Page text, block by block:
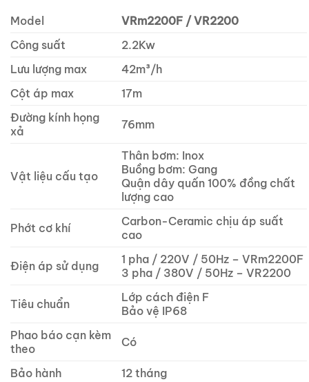
Model
VRm2200F / VR2200
Công suất
2.2Kw
Lưu lượng max
42m³/h
Cột áp max
17m
Đường kính họng
xả
76mm
Vật liệu cấu tạo
Thân bơm: Inox
Buồng bơm: Gang
Quận dây quấn 100% đồng chất
lượng cao
Phớt cơ khí
Carbon-Ceramic chịu áp suất
cao
Điện áp sử dụng
1 pha / 220V / 50Hz – VRm2200F
3 pha / 380V / 50Hz – VR2200
Tiêu chuẩn
Lớp cách điện F
Bảo vệ IP68
Phao báo cạn kèm
theo
Có
Bảo hành 12 tháng